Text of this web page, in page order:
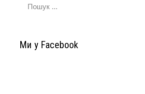
Ми у Facebook